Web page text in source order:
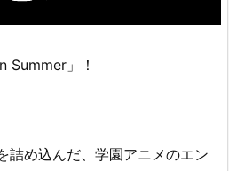
Summer」！
詰め込んだ、学園アニメのエン